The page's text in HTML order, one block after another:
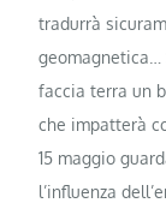
tradurrà
faccia terra un
che impatterà
15 maggio
l’influenza